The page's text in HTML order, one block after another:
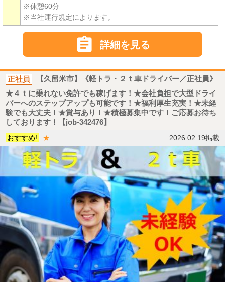
※休憩60分
※当社運行規定によります。
 詳細を見る
正社員
【久留米市】《軽トラ・２ｔ車ドライバー／正社員》
★４ｔに乗れない免許でも稼げます！★会社負担で大型ドライ
バーへのステップアップも可能です！★福利厚生充実！★未経
験でも大丈夫！★賞与あり！★積極募集中です！ご応募お待ち
しております！【job-342476】
おすすめ!
★ 2026.02.19掲載